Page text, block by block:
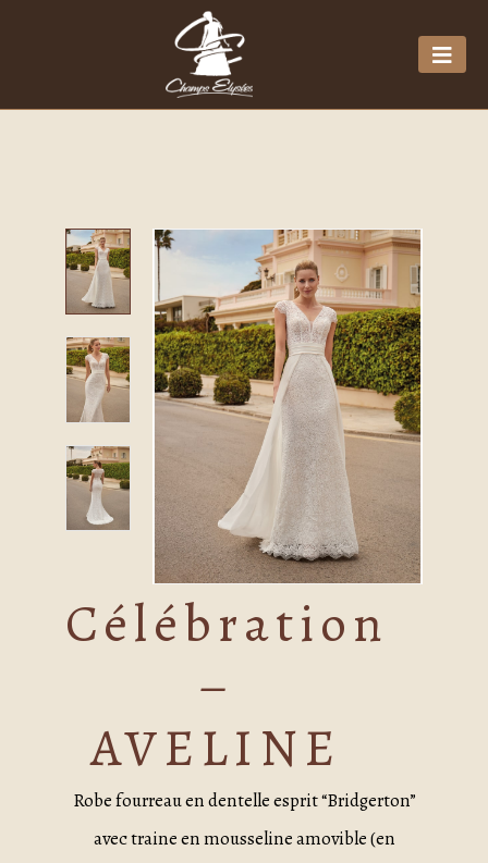
Célébration
–
AVELINE
Robe fourreau en dentelle esprit “Bridgerton”
avec traine en mousseline amovible (en